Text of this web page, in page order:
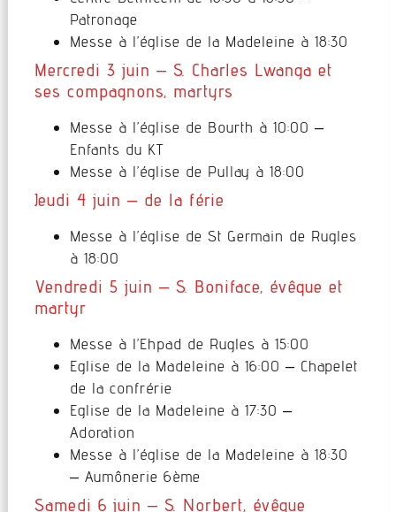
Patronage
Messe à l’église de la Madeleine à 18:30
Mercredi 3 juin – S. Charles Lwanga et
ses compagnons, martyrs
Messe à l’église de Bourth à 10:00 –
Enfants du KT
Messe à l’église de Pullay à 18:00
Jeudi 4 juin – de la férie
Messe à l’église de St Germain de Rugles
à 18:00
Vendredi 5 juin – S. Boniface, évêque et
martyr
Messe à l’Ehpad de Rugles à 15:00
Eglise de la Madeleine à 16:00 – Chapelet
de la confrérie
Eglise de la Madeleine à 17:30 –
Adoration
Messe à l’église de la Madeleine à 18:30
– Aumônerie 6ème
Samedi 6 juin – S. Norbert, évêque